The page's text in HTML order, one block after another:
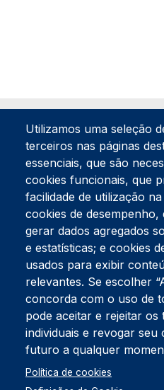
Tel:234 390 100Fax:234 390
Endereço Postal
Apartado 42
Rua Gil Eanes 31
3834-908 Gafanha da Nazaré
Estúdios
Rua Prior Guerra
Edifício do Centro Cultural da
3830-556 Gafanha da Nazaré
Rodapé
Cookies Política de
Utilizamos uma seleção
terceiros nas páginas
essenciais, que são
cookies funcionais, que
facilidade de utilização
cookies de
gerar dados agregados
e estatísticas; e cookies
usados para exibir
relevantes. Se escolher
concorda com o uso de
pode aceitar e rejeitar os
individuais e revogar
futuro a qualquer
Política de cookies